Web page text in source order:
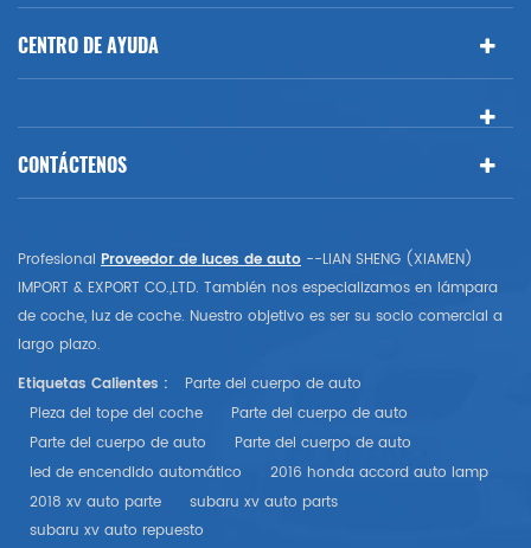
CENTRO DE AYUDA
CONTÁCTENOS
Profesional Proveedor de luces de auto --LIAN SHENG (XIAMEN)
IMPORT & EXPORT CO.,LTD. También nos especializamos en lámpara
de coche, luz de coche. Nuestro objetivo es ser su socio comercial a
largo plazo.
Etiquetas Calientes :
Parte del cuerpo de auto
Pieza del tope del coche
Parte del cuerpo de auto
Parte del cuerpo de auto
Parte del cuerpo de auto
led de encendido automático
2016 honda accord auto lamp
2018 xv auto parte
subaru xv auto parts
subaru xv auto repuesto